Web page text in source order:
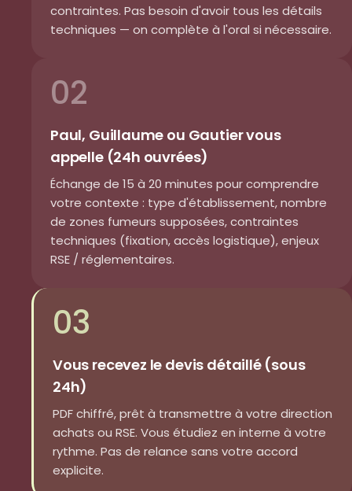
contraintes. Pas besoin d'avoir tous les détails
techniques — on complète à l'oral si nécessaire.
02
Paul, Guillaume ou Gautier vous
appelle (24h ouvrées)
Échange de 15 à 20 minutes pour comprendre
votre contexte : type d'établissement, nombre
de zones fumeurs supposées, contraintes
techniques (fixation, accès logistique), enjeux
RSE / réglementaires.
03
Vous recevez le devis détaillé (sous
24h)
PDF chiffré, prêt à transmettre à votre direction
achats ou RSE. Vous étudiez en interne à votre
rythme. Pas de relance sans votre accord
explicite.